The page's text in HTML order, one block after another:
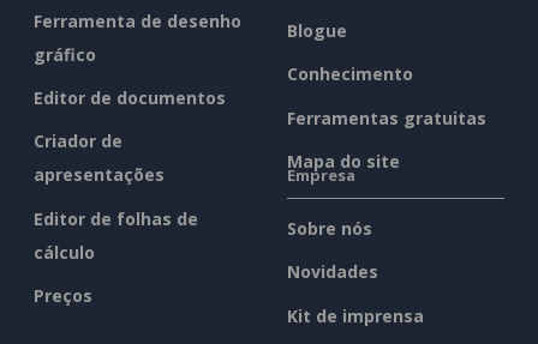
Ferramenta de desenho
gráfico
Editor de documentos
Criador de
apresentações
Editor de folhas de
cálculo
Preços
Blogue
Conhecimento
Ferramentas gratuitas
Mapa do site
Empresa
Sobre nós
Novidades
Kit de imprensa